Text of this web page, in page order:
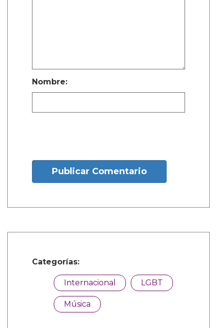
Nombre:
Publicar Comentario
Categorías:
Internacional LGBT
Música